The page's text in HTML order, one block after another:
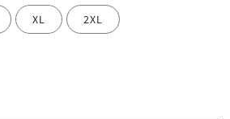
XL 2XL